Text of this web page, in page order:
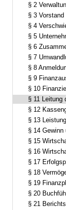
§ 2
§ 3 Vorstand
§ 4
§ 5
§ 6
§ 7
§ 8
§ 9
§ 10
§ 11 Leitung
§ 12
§ 13 Leistungen
§ 14 Gewinn
§ 15
§ 16
§ 17
§ 18
§ 19
§ 20
§ 21